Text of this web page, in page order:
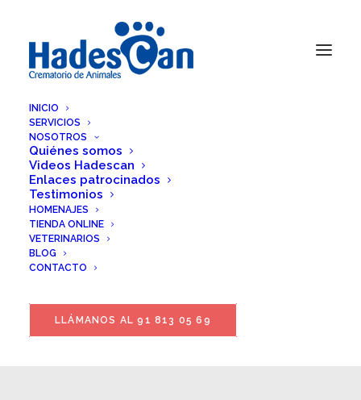
INICIO
SERVICIOS
NOSOTROS
Quiénes somos
Videos Hadescan
Enlaces patrocinados
Testimonios
HOMENAJES
TIENDA ONLINE
VETERINARIOS
BLOG
CONTACTO
LLÁMANOS AL 91 813 05 69